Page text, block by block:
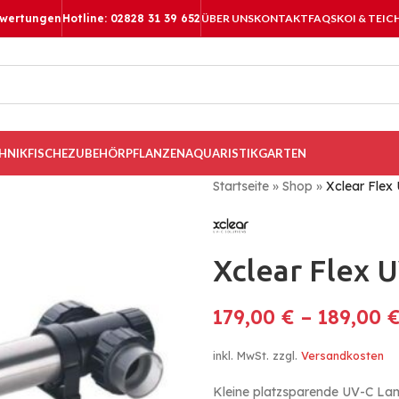
Hotline: 02828 31 39 652 ÜBER UNSKONTAKTFAQSKOI &
FISCHEZUBEHÖRPFLANZENAQUARISTIKGARTEN
Startseite » Shop » Xclear Flex
Xclear Flex
179,00 € – 189,00
inkl. MwSt. zzgl. Versandkosten
Kleine platzsparende UV-C